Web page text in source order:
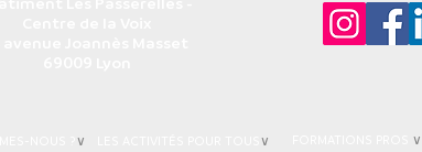
∨ ∨ ∨